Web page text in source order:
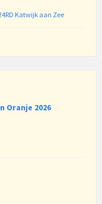
Katwijk aan Zee
Oranje 2026